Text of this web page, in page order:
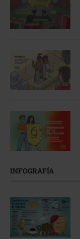
INFOGRAFÍA